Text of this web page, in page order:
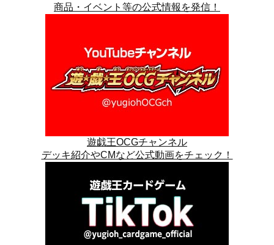
商品・イベント等の公式情報を発信！
遊戯王OCGチャンネル
デッキ紹介やCMなど公式動画をチェック！